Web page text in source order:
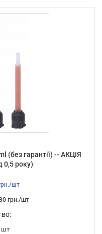
(без гарантії) -- АКЦІЯ
0,5 року)
шт
грн./шт
шт